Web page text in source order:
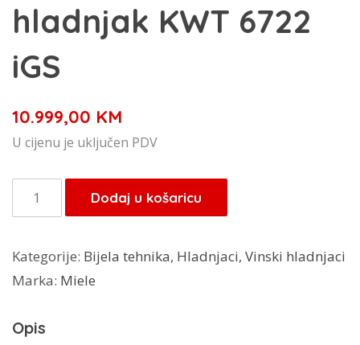
hladnjak KWT 6722
iGS
10.999,00 KM
U cijenu je uključen PDV
Miele
ugradbeni
KWT
6722
količina
Dodaj u košaricu
Kategorije: Bijela tehnika, Hladnjaci, Vinski hladnjaci
Marka: Miele
Opis